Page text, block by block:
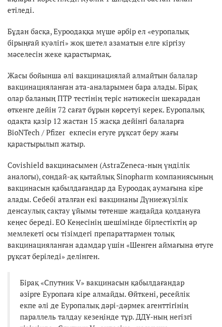
етіледі.
Бұдан басқа, Еуроодаққа мүше әрбір ел «еуропалық
бірыңғай куәлігі» жоқ шетел азаматын елге кіргізу
мәселесін жеке қарастырмақ.
Жасы бойынша әлі вакцинациялай алмайтын балалар
вакцинацияланған ата-аналарымен бара алады. Бірақ
олар баланың ПТР тестінің теріс нәтижесін шекарадан
өткенге дейін 72 сағат бұрын көрсетуі керек. Еуропалық
одақта қазір 12 жастан 15 жасқа дейінгі балаларға
BioNTech / Pfizer екпесін егуге рұқсат беру жағы
қарастырылып жатыр.
Covishield вакцинасымен (AstraZeneca-ның үнділік
аналогы), сондай-ақ қытайлық Sinopharm компаниясының
вакцинасын қабылдағандар да Еуроодақ аумағына кіре
алады. Себебі аталған екі вакцинаны Дүниежүзілік
денсаулық сақтау ұйымы төтенше жағдайда қолдануға
кеңес береді. ЕО Кеңесінің шешімінде бірлестіктің әр
мемлекеті осы тізімдегі препараттармен толық
вакцинацияланған адамдар үшін «Шенген аймағына өтуге
рұқсат беріледі» делінген.
Бірақ «Спутник V» вакцинасын қабылдағандар
әзірге Еуропаға кіре алмайды. Өйткені, ресейлік
екпе әлі де Еуропалық дәрі-дәрмек агенттігінің
параллель талдау кезеңінде тұр. ДДҰ-ның негізгі